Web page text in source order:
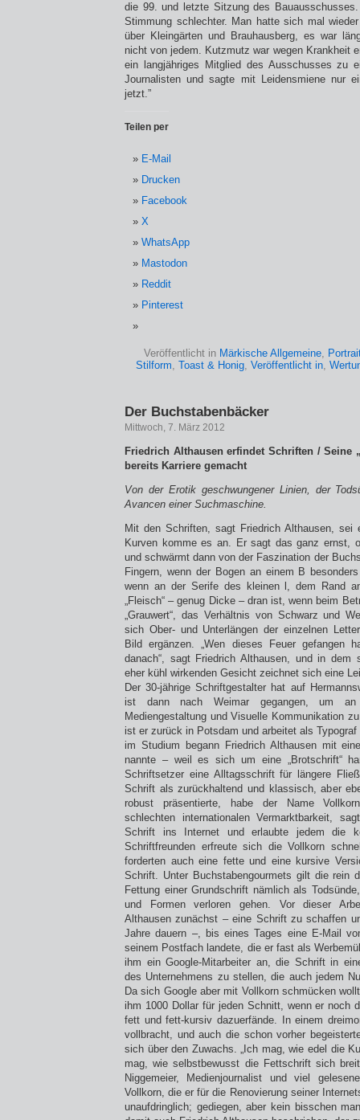
die 99. und letzte Sitzung des
Stimmung schlechter. Man hatte sich mal
über Kleingärten und Brauhausberg, es war
nicht von jedem. Kutzmutz war wegen Krankheit
ein langjähriges Mitglied des Ausschusses zu
Journalisten und sagte mit Leidensmiene nur
jetzt.”
Teilen per
E-Mail
Drucken
Facebook
X
WhatsApp
Mastodon
Reddit
Pinterest
Veröffentlicht in Märkische Allgemeine,
Stilform, Toast & Honig, Veröffentlicht in,
Der Buchstabenbäcker
Mittwoch, 7. März 2012
Friedrich Althausen erfindet Schriften / Seine
bereits Karriere gemacht
Von der Erotik geschwungener Linien, der
Avancen einer Suchmaschine.
Mit den Schriften, sagt Friedrich Althausen,
Kurven komme es an. Er sagt das ganz ernst,
und schwärmt dann von der Faszination der
Fingern, wenn der Bogen an einem B
wenn an der Serife des kleinen l, dem Rand
„Fleisch“ – genug Dicke – dran ist, wenn beim
„Grauwert“, das Verhältnis von Schwarz und
sich Ober- und Unterlängen der einzelnen
Bild ergänzen. „Wen dieses Feuer gefangen
danach“, sagt Friedrich Althausen, und in dem
eher kühl wirkenden Gesicht zeichnet sich eine
Der 30-jährige Schriftgestalter hat auf
ist dann nach Weimar gegangen, um an
Mediengestaltung und Visuelle Kommunikation
ist er zurück in Potsdam und arbeitet als
im Studium begann Friedrich Althausen mit
nannte – weil es sich um eine „Brotschrift“
Schriftsetzer eine Alltagsschrift für längere
Schrift als zurückhaltend und klassisch, aber
robust präsentierte, habe der Name
schlechten internationalen Vermarktbarkeit,
Schrift ins Internet und erlaubte jedem die
Schriftfreunden erfreute sich die Vollkorn
forderten auch eine fette und eine kursive
Schrift. Unter Buchstabengourmets gilt die rein
Fettung einer Grundschrift nämlich als
und Formen verloren gehen. Vor dieser
Althausen zunächst – eine Schrift zu schaffen
Jahre dauern –, bis eines Tages eine E-Mail
seinem Postfach landete, die er fast als
ihm ein Google-Mitarbeiter an, die Schrift in
des Unternehmens zu stellen, die auch jedem
Da sich Google aber mit Vollkorn schmücken
ihm 1000 Dollar für jeden Schnitt, wenn er noch
fett und fett-kursiv dazuerfände. In einem
vollbracht, und auch die schon vorher
sich über den Zuwachs. „Ich mag, wie edel die
mag, wie selbstbewusst die Fettschrift sich
Niggemeier, Medienjournalist und viel
Vollkorn, die er für die Renovierung seiner
unaufdringlich; gediegen, aber kein bisschen